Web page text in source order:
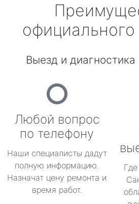
Выезд и
Любой вопрос
по телефону
Наши специалисты дадут
полную информацию.
Назначат цену ремонта и
время работ.